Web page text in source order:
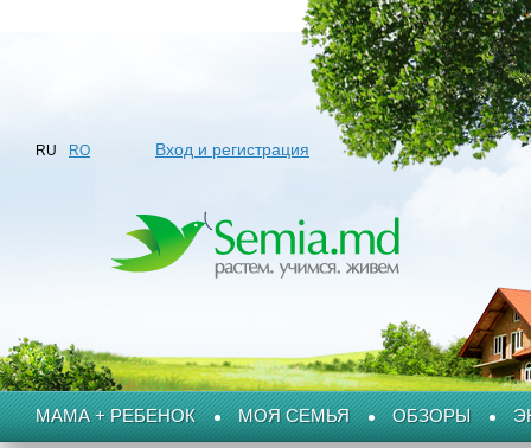
RU RO Вход и регистрация
МАМА + РЕБЕНОК МОЯ СЕМЬЯ ОБЗОРЫ